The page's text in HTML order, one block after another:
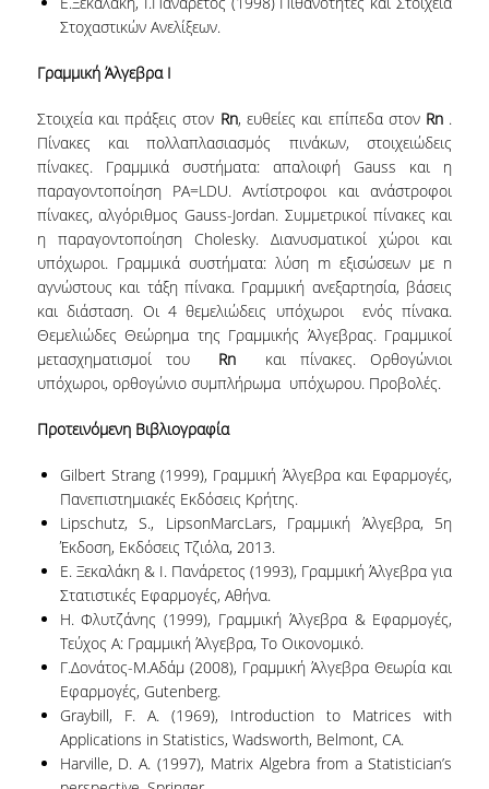
WHY HAVE A MASTER IN STATISTICS?
MSC PROGRAMS
MSC IN STATISTICAL DATA SCIENCE
MSC IN APPLIED STATISTICS AND DATA
ANALYTICS
ΜSC IN INSURANCE AND FINANCIAL RISK
ANALYTICS
DOUBLE DEGREES
EUROPEAN MSC IN OFFICIAL STATISTICS
DOUBLE DEGREES
DOUBLE DEGREE WITH UNIVERSITA DI PAVIA
DOUBLE MSC DEGREE IN STATISTICS &
FINANCIAL ANALYTICS
COLLABORATIONS
Στοχαστικών Ανελίξεων.
Γραμμική Άλγεβρα Ι
Στοιχεία και πράξεις στον Rn, ευθείες και επίπεδα στον Rn .
Πίνακες και πολλαπλασιασμός πινάκων, στοιχειώδεις
πίνακες. Γραμμικά συστήματα: απαλοιφή Gauss και η
παραγοντοποίηση PΑ=LDU. Αντίστροφοι και ανάστροφοι
πίνακες, αλγόριθμος Gauss-Jordan. Συμμετρικοί πίνακες και
η παραγοντοποίηση Cholesky. Διανυσματικοί χώροι και
υπόχωροι. Γραμμικά συστήματα: λύση m εξισώσεων με n
αγνώστους και τάξη πίνακα. Γραμμική ανεξαρτησία, βάσεις
και διάσταση. Οι 4 θεμελιώδεις υπόχωροι ενός πίνακα.
Θεμελιώδες Θεώρημα της Γραμμικής Άλγεβρας. Γραμμικοί
μετασχηματισμοί του Rn και πίνακες. Ορθογώνιοι
υπόχωροι, ορθογώνιο συμπλήρωμα υπόχωρου. Προβολές.
Προτεινόμενη Βιβλιογραφία
Gilbert Strang (1999), Γραμμική Άλγεβρα και Εφαρμογές,
Πανεπιστημιακές Eκδόσεις Κρήτης.
Lipschutz, S., LipsonMarcLars, Γραμμική Άλγεβρα, 5η
Έκδοση, Εκδόσεις Τζιόλα, 2013.
Ε. Ξεκαλάκη & Ι. Πανάρετος (1993), Γραμμική Άλγεβρα για
Στατιστικές Εφαρμογές, Αθήνα.
Η. Φλυτζάνης (1999), Γραμμική Άλγεβρα & Εφαρμογές,
Τεύχος Α: Γραμμική Άλγεβρα, Το Οικονομικό.
Γ.Δονάτος-Μ.Αδάμ (2008), Γραμμική Άλγεβρα Θεωρία και
Εφαρμογές, Gutenberg.
Graybill, F. A. (1969), Introduction to Matrices with
Applications in Statistics, Wadsworth, Belmont, CA.
Harville, D. A. (1997), Matrix Algebra from a Statistician’s